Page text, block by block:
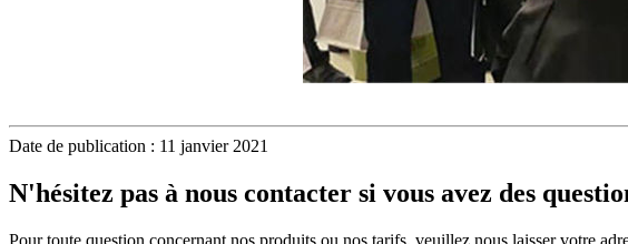
Date de publication : 11 janvier 2021
N'hésitez pas à nous contacter si vous avez des
Pour toute question concernant nos produits ou nos tarifs, veuillez nous laisser votre